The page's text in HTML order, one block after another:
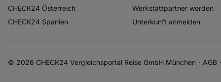
CHECK24 Österreich
CHECK24 Spanien
Werkstattpartner werden
Unterkunft anmelden
© 2026 CHECK24 Vergleichsportal Reise GmbH München AGB